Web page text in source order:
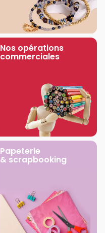
Nos opérations
commerciales
Papeterie
& scrapbooking